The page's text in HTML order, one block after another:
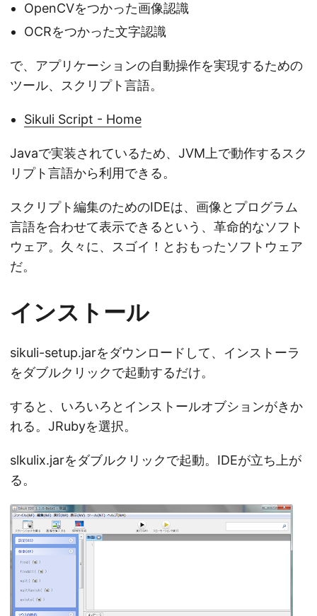
OpenCVをつかった画像認識
OCRをつかった文字認識
で、アプリケーションの自動操作を実現するための
ツール、スクリプト言語。
Sikuli Script - Home
Javaで実装されているため、JVM上で動作するスク
リプト言語から利用できる。
スクリプト編集のためのIDEは、画像とプログラム
言語を合わせて表示できるという、革命的なソフト
ウェア。久々に、スゴイ！とおもったソフトウェア
だ。
インストール
sikuli-setup.jarをダウンロードして、インストーラ
をダブルクリックで起動するだけ。
すると、いろいろとインストールオブションがきか
れる。JRubyを選択。
slkulix.jarをダブルクリックで起動。IDEが立ち上が
る。